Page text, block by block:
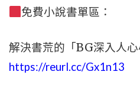
免費小說書單區：
解決書荒的「BG深入人心
https://reurl.cc/Gx1n13